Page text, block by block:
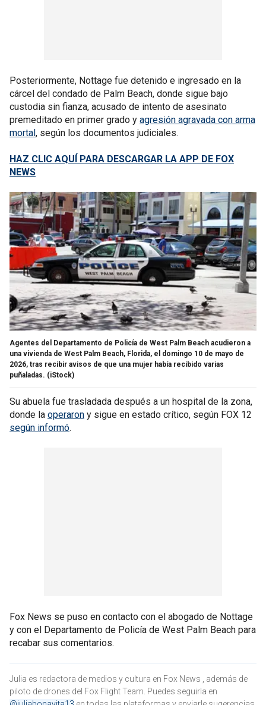
Posteriormente, Nottage fue detenido e ingresado en la
cárcel del condado de Palm Beach, donde sigue bajo
custodia sin fianza, acusado de intento de asesinato
premeditado en primer grado y agresión agravada con arma
mortal, según los documentos judiciales.
HAZ CLIC AQUÍ PARA DESCARGAR LA APP DE FOX
NEWS
Agentes del Departamento de Policía de West Palm Beach acudieron a
una vivienda de West Palm Beach, Florida, el domingo 10 de mayo de
2026, tras recibir avisos de que una mujer había recibido varias
puñaladas. (iStock)
Su abuela fue trasladada después a un hospital de la zona,
donde la operaron y sigue en estado crítico, según FOX 12
según informó.
Fox News se puso en contacto con el abogado de Nottage
y con el Departamento de Policía de West Palm Beach para
recabar sus comentarios.
Julia es redactora de medios y cultura en Fox News , además de
piloto de drones del Fox Flight Team. Puedes seguirla en